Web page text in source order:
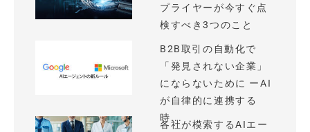
プライヤーが今すぐ点
検すべき3つのこと
B2B取引の自動化で
「発見されない企業」
にならないために ーAI
が自律的に連携する
時...
各社が模索するAIエー